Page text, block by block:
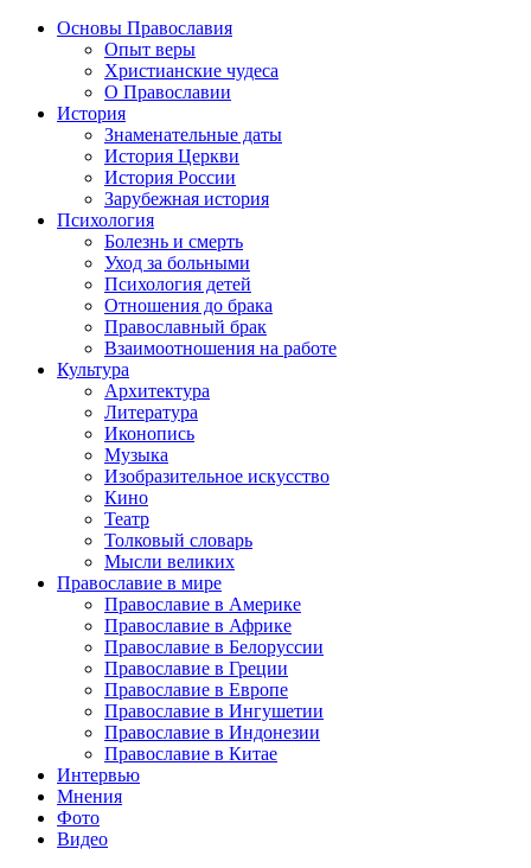
Основы Православия
Опыт веры
Христианские чудеса
О Православии
История
Знаменательные даты
История Церкви
История России
Зарубежная история
Психология
Болезнь и смерть
Уход за больными
Психология детей
Отношения до брака
Православный брак
Взаимоотношения на работе
Культура
Архитектура
Литература
Иконопись
Музыка
Изобразительное искусство
Кино
Театр
Толковый словарь
Мысли великих
Православие в мире
Православие в Америке
Православие в Африке
Православие в Белоруссии
Православие в Греции
Православие в Европе
Православие в Ингушетии
Православие в Индонезии
Православие в Китае
Интервью
Мнения
Фото
Видео